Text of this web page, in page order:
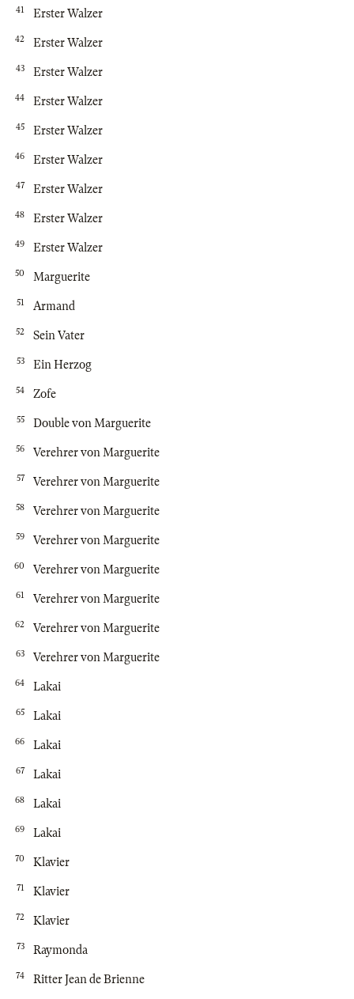
41 Erster Walzer
42 Erster Walzer
43 Erster Walzer
44 Erster Walzer
45 Erster Walzer
46 Erster Walzer
47 Erster Walzer
48 Erster Walzer
49 Erster Walzer
50 Marguerite
51 Armand
52 Sein Vater
53 Ein Herzog
54 Zofe
55 Double von Marguerite
56 Verehrer von Marguerite
57 Verehrer von Marguerite
58 Verehrer von Marguerite
59 Verehrer von Marguerite
60 Verehrer von Marguerite
61 Verehrer von Marguerite
62 Verehrer von Marguerite
63 Verehrer von Marguerite
64 Lakai
65 Lakai
66 Lakai
67 Lakai
68 Lakai
69 Lakai
70 Klavier
71 Klavier
72 Klavier
73 Raymonda
74 Ritter Jean de Brienne